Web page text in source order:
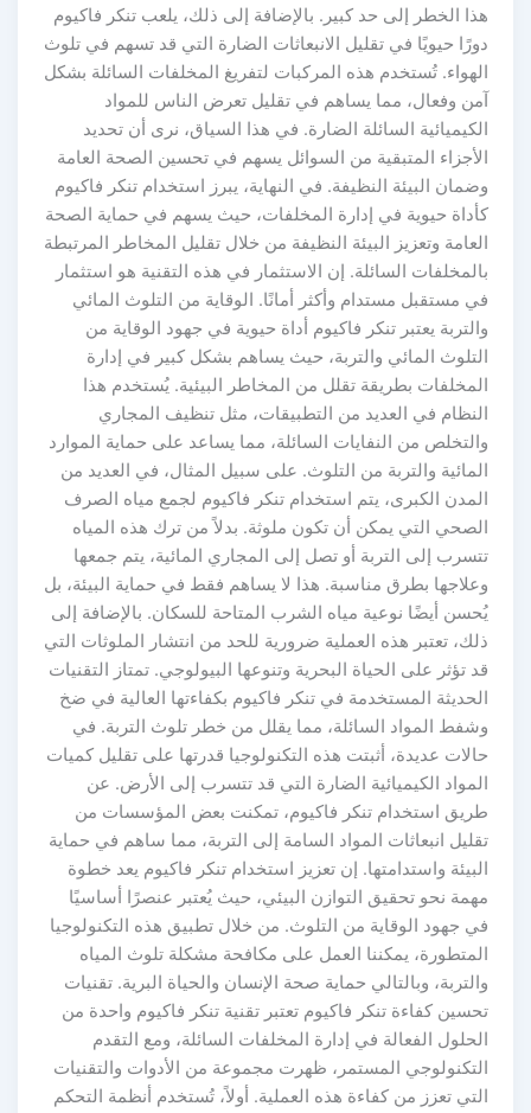
هذا الخطر إلى حد كبير. بالإضافة إلى ذلك، يلعب تنكر فاكيوم
دورًا حيويًا في تقليل الانبعاثات الضارة التي قد تسهم في تلوث
الهواء. تُستخدم هذه المركبات لتفريغ المخلفات السائلة بشكل
آمن وفعال، مما يساهم في تقليل تعرض الناس للمواد
الكيميائية السائلة الضارة. في هذا السياق، نرى أن تحديد
الأجزاء المتبقية من السوائل يسهم في تحسين الصحة العامة
وضمان البيئة النظيفة. في النهاية، يبرز استخدام تنكر فاكيوم
كأداة حيوية في إدارة المخلفات، حيث يسهم في حماية الصحة
العامة وتعزيز البيئة النظيفة من خلال تقليل المخاطر المرتبطة
بالمخلفات السائلة. إن الاستثمار في هذه التقنية هو استثمار
في مستقبل مستدام وأكثر أمانًا. الوقاية من التلوث المائي
والتربة يعتبر تنكر فاكيوم أداة حيوية في جهود الوقاية من
التلوث المائي والتربة، حيث يساهم بشكل كبير في إدارة
المخلفات بطريقة تقلل من المخاطر البيئية. يُستخدم هذا
النظام في العديد من التطبيقات، مثل تنظيف المجاري
والتخلص من النفايات السائلة، مما يساعد على حماية الموارد
المائية والتربة من التلوث. على سبيل المثال، في العديد من
المدن الكبرى، يتم استخدام تنكر فاكيوم لجمع مياه الصرف
الصحي التي يمكن أن تكون ملوثة. بدلاً من ترك هذه المياه
تتسرب إلى التربة أو تصل إلى المجاري المائية، يتم جمعها
وعلاجها بطرق مناسبة. هذا لا يساهم فقط في حماية البيئة، بل
يُحسن أيضًا نوعية مياه الشرب المتاحة للسكان. بالإضافة إلى
ذلك، تعتبر هذه العملية ضرورية للحد من انتشار الملوثات التي
قد تؤثر على الحياة البحرية وتنوعها البيولوجي. تمتاز التقنيات
الحديثة المستخدمة في تنكر فاكيوم بكفاءتها العالية في ضخ
وشفط المواد السائلة، مما يقلل من خطر تلوث التربة. في
حالات عديدة، أثبتت هذه التكنولوجيا قدرتها على تقليل كميات
المواد الكيميائية الضارة التي قد تتسرب إلى الأرض. عن
طريق استخدام تنكر فاكيوم، تمكنت بعض المؤسسات من
تقليل انبعاثات المواد السامة إلى التربة، مما ساهم في حماية
البيئة واستدامتها. إن تعزيز استخدام تنكر فاكيوم يعد خطوة
مهمة نحو تحقيق التوازن البيئي، حيث يُعتبر عنصرًا أساسيًا
في جهود الوقاية من التلوث. من خلال تطبيق هذه التكنولوجيا
المتطورة، يمكننا العمل على مكافحة مشكلة تلوث المياه
والتربة، وبالتالي حماية صحة الإنسان والحياة البرية. تقنيات
تحسين كفاءة تنكر فاكيوم تعتبر تقنية تنكر فاكيوم واحدة من
الحلول الفعالة في إدارة المخلفات السائلة، ومع التقدم
التكنولوجي المستمر، ظهرت مجموعة من الأدوات والتقنيات
التي تعزز من كفاءة هذه العملية. أولاً، تُستخدم أنظمة التحكم